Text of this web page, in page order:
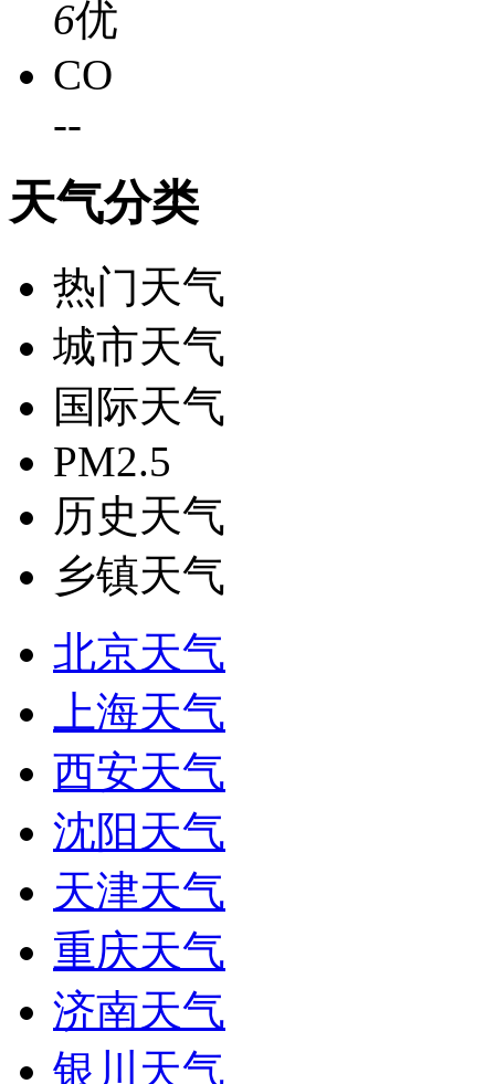
6优
CO
--
天气分类
热门天气
城市天气
国际天气
PM2.5
历史天气
乡镇天气
北京天气
上海天气
西安天气
沈阳天气
天津天气
重庆天气
济南天气
银川天气